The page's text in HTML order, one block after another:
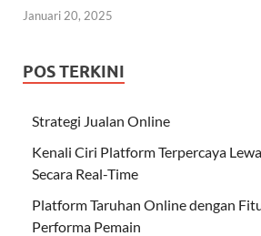
Januari 20, 2025
POS TERKINI
Strategi Jualan Online
Kenali Ciri Platform Terpercaya
Secara Real-Time
Platform Taruhan Online dengan
Performa Pemain